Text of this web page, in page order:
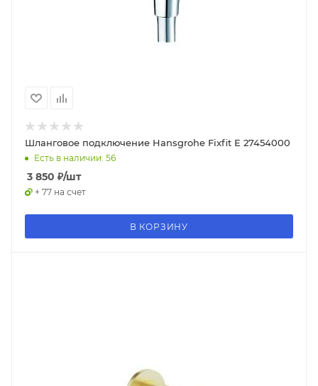
Шланговое подключение Hansgrohe Fixfit Е 27454000
Есть в наличии: 56
3 850 ₽/шт
+ 77 на счет
В КОРЗИНУ